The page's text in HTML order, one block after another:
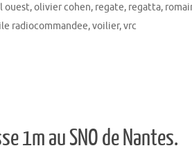
ouest,olivier cohen, regate, regatta,
radiocommandee,voilier,vrc
1m au SNO de Nantes.